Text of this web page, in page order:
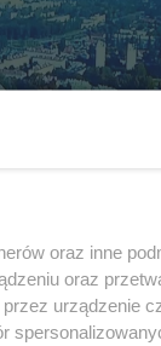
oraz inne
oraz
urządzenie